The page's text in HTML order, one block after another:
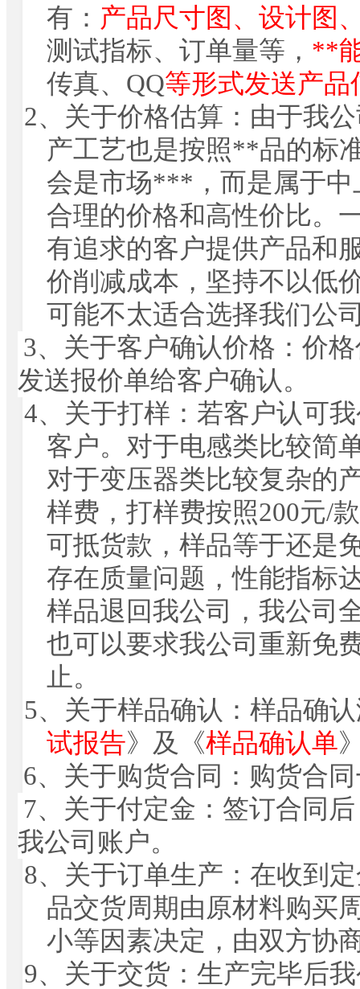
有： 产品尺寸图、设计图
测试指标、订单量等， **
传真、 QQ等形式发送产品
2、关于价格估算：由于我
产工艺也是按照**品的标
会是市场***，而是属于中
合理的价格和高性价比。
有追求的客户提供产品和
价削减成本，坚持不以低
可能不太适合选择我们公
3、 关于客户确认价格：价
发送报价单给客户确认。
4、 关于打样：若客户认可
客户。对于电感类比较简
对于变压器类比较复杂的
样费，打样费按照200元/
可抵货款，样品等于还是
存在质量问题，性能指标
样品退回我公司，我公司
也可以要求我公司重新免
止。
5、 关于样品确认：样品确
试报告》及《样品确认单
6、 关于购货合同：购货合
7、 关于付定金：签订合同
我公司账户。
8、 关于订单生产：在收到
品交货周期由原材料购买
小等因素决定，由双方协
9、 关于交货：生产完毕后